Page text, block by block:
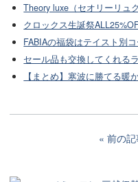
Theory luxe（セオリーリュ
クロックス生誕祭
FABIAの福袋はテイスト別
セール品も交換してくれる
【まとめ】寒波に勝てる暖
前の